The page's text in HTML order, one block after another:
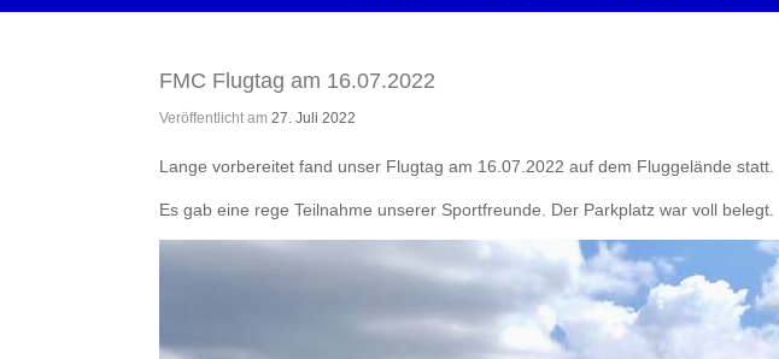
FMC Flugtag am 16.07.2022
Veröffentlicht am 27. Juli 2022
Lange vorbereitet fand unser Flugtag am 16.07.2022 auf dem Fluggelände statt.
Es gab eine rege Teilnahme unserer Sportfreunde. Der Parkplatz war voll belegt.